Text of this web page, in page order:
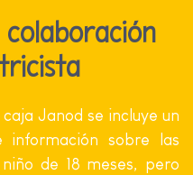
colaboración
Janod se incluye un
información sobre las
de 18 meses, pero